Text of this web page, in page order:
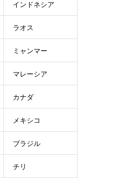
インドネシア
ラオス
ミャンマー
マレーシア
カナダ
メキシコ
ブラジル
チリ